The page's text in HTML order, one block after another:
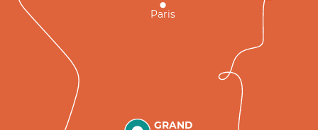
GRAND
Paris